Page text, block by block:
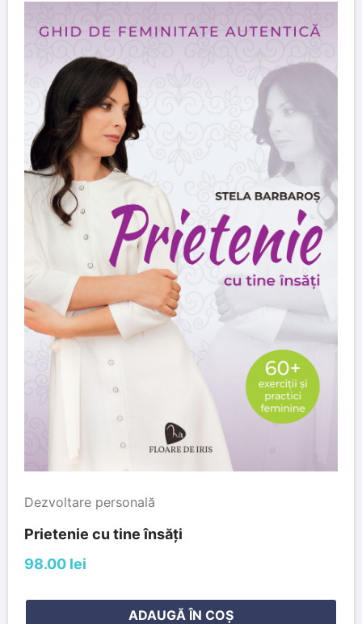
Dezvoltare personală
Prietenie cu tine însăți
98.00 lei
ADAUGĂ ÎN COȘ